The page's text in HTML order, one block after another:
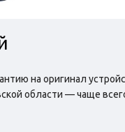
на оригинал
области — чаще